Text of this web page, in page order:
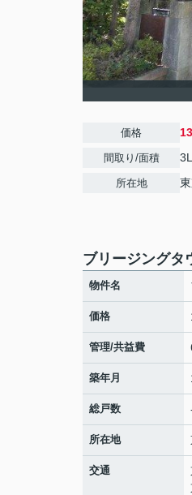
価格
間取り/面積
所在地
ブリージングタ
物件名
価格
管理/共益費
築年月
総戸数
所在地
交通